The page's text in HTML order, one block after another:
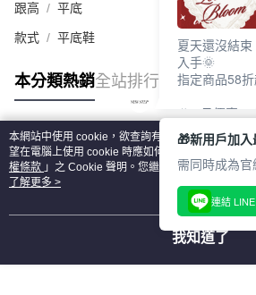
跟高 平底
款式 平底鞋
本分類熱銷全站排行
熱門標籤
本網站中使用 cookie，欲查詢有關本網站使用
望在電腦上使用 cookie 時應如何變更電腦的 cookie
權條款 」之 Cookie 聲明。您繼續使用本網站即表
用條款之 Cookie 聲明使用 cookie。
了解更多 >
我知道了
夏天還沒結
入手🌞
指定商品58
🎉 8月優惠一
①LINE購物
②每周限定品
③指定商品58
上班鞋、休
好搭、出遊
🎁新用戶加
需同時成為
連結